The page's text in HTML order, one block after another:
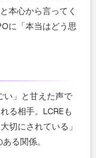
本心から言ってく
に「本当はどう思
い」と甘えた声で
る相手。LCREも
切にされている」
る関係。